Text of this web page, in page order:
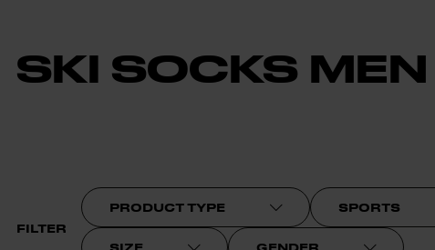
SKI SOCKS MEN
FILTER
PRODUCT TYPE SPORTS
SIZE GENDER